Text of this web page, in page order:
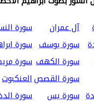
آل عمران
سورة
سورة يوسف سورة
سورة الكهف سورة
سورة القصصالعنكبوت
سورة يس
سورة